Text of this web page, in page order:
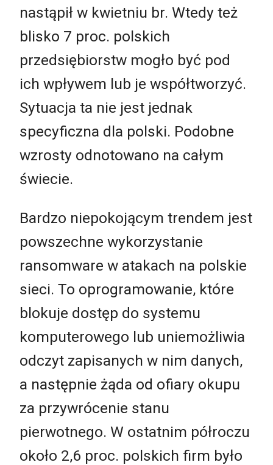
nastąpił w kwietniu br. Wtedy też
blisko 7 proc. polskich
przedsiębiorstw mogło być pod
ich wpływem lub je współtworzyć.
Sytuacja ta nie jest jednak
specyficzna dla polski. Podobne
wzrosty odnotowano na całym
świecie.
Bardzo niepokojącym trendem jest
powszechne wykorzystanie
ransomware w atakach na polskie
sieci. To oprogramowanie, które
blokuje dostęp do systemu
komputerowego lub uniemożliwia
odczyt zapisanych w nim danych,
a następnie żąda od ofiary okupu
za przywrócenie stanu
pierwotnego. W ostatnim półroczu
około 2,6 proc. polskich firm było